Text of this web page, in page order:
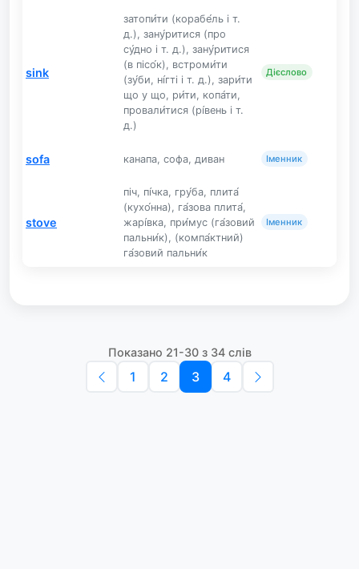
sink
затопи́ти (корабе́ль і т.
д.), зану́ритися (про
су́дно і т. д.), зану́ритися
(в пісо́к), встроми́ти
(зу́би, ні́гті і т. д.), зари́ти
що у що, ри́ти, копа́ти,
провали́тися (рі́вень і т.
д.)
Дієслово
sofa канапа, софа, диван Іменник
stove
піч, пі́чка, гру́ба, плита́
(кухо́нна), га́зова плита́,
жарі́вка, при́мус (га́зовий
пальни́к), (компа́ктний)
га́зовий пальни́к
Іменник
Показано 21-30 з 34 слів
1 2 3 4